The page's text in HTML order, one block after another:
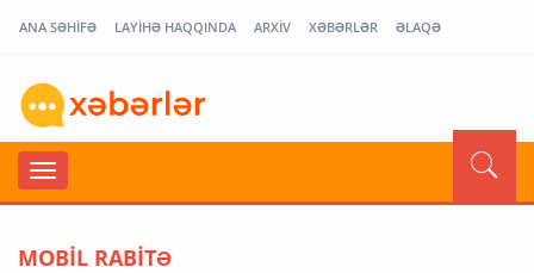
ANA SƏHİFƏ LAYİHƏ HAQQINDA ARXİV XƏBƏRLƏR ƏLAQƏ
MOBİL RABİTƏ